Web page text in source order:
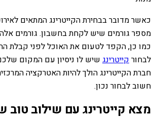
כאשר מדובר בבחירת הקייטרינג המתאים
מספר גורמים שיש לקחת בחשבון. גורמים אלה
כמו כן, הקפד לטעום את האוכל לפני קבלת
לבחורקייטרינג שיש לו ניסיון עם המקום
חברת הקייטרינג הולך להיות האטרקציה
חשוב לבחור נכון.
מצא קייטרינג עם שילוב טוב